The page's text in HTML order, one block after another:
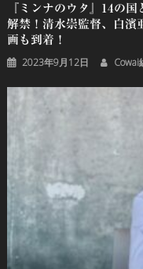
『ミンナのウタ』14の
解禁！清水崇監督、白濱
画も到着！
2023年9月12日 Cowai